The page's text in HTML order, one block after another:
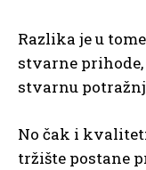
Razlika je u
stvarne
stvarnu
No čak i
tržište postane